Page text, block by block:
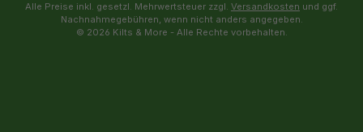
Alle Preise inkl. gesetzl. Mehrwertsteuer zzgl. Versandkosten und ggf.
Nachnahmegebühren, wenn nicht anders angegeben.
© 2026 Kilts & More - Alle Rechte vorbehalten.